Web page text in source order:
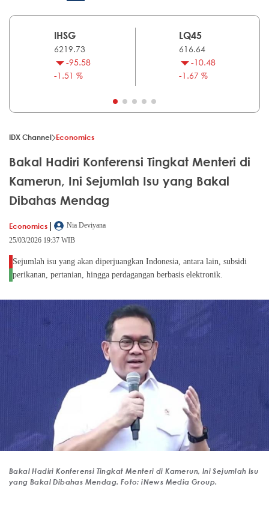
IHSG
6219.73
-95.58
-1.51 %
LQ45
616.64
-10.48
-1.67 %
IDX Channel Economics
Bakal Hadiri Konferensi Tingkat Menteri di
Kamerun, Ini Sejumlah Isu yang Bakal
Dibahas Mendag
Economics |
Nia Deviyana
25/03/2026 19:37 WIB
Sejumlah isu yang akan diperjuangkan Indonesia, antara lain, subsidi
perikanan, pertanian, hingga perdagangan berbasis elektronik.
Bakal Hadiri Konferensi Tingkat Menteri di Kamerun, Ini Sejumlah Isu
yang Bakal Dibahas Mendag. Foto: iNews Media Group.